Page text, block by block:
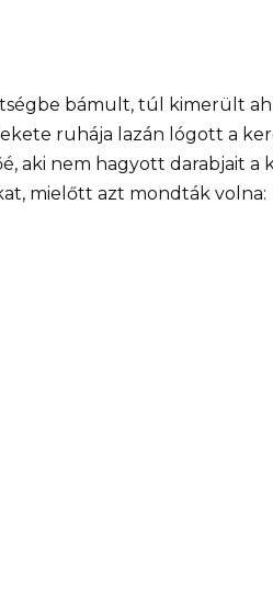
bámult, túl kimerült
ruhája lazán lógott a
aki nem hagyott darabjait a
mielőtt azt mondták volna: